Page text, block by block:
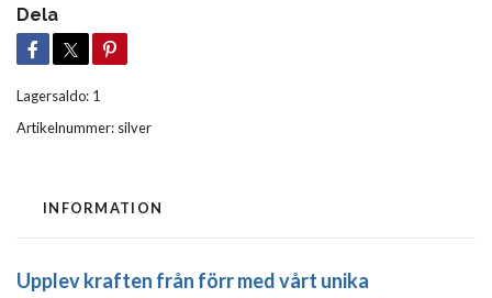
Dela
Lagersaldo: 1
Artikelnummer: silver
INFORMATION
Upplev kraften från förr med vårt unika